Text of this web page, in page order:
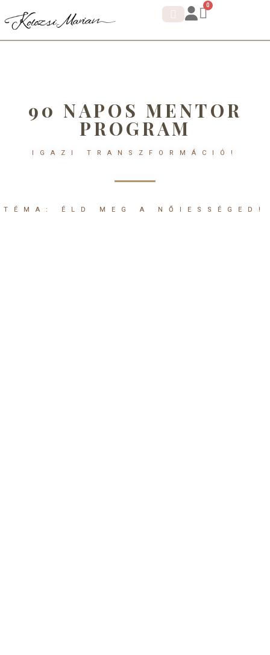
0
90 NAPOS MENTOR
PROGRAM
IGAZI TRANSZFORMÁCIÓ!
TÉMA: ÉLD MEG A NŐIESSÉGED!